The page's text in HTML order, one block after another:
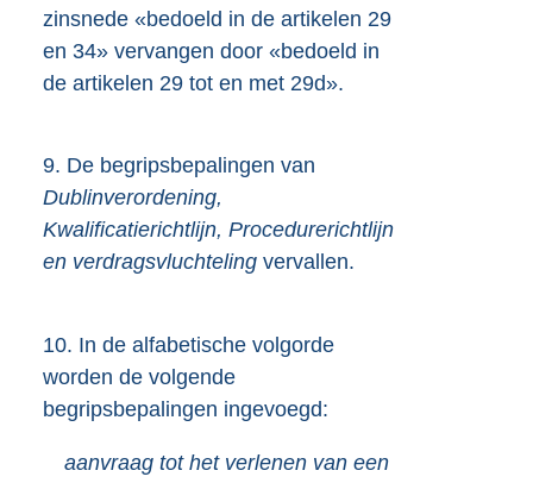
zinsnede «bedoeld in de artikelen 29
en 34» vervangen door «bedoeld in
de artikelen 29 tot en met 29d».
9. De begripsbepalingen van
Dublinverordening,
Kwalificatierichtlijn, Procedurerichtlijn
en verdragsvluchteling vervallen.
10. In de alfabetische volgorde
worden de volgende
begripsbepalingen ingevoegd:
aanvraag tot het verlenen van een